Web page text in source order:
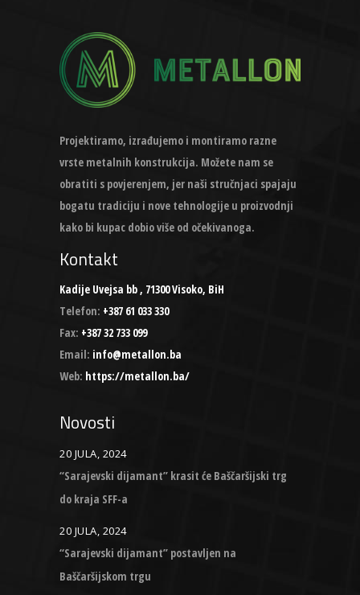
Projektiramo, izrađujemo i montiramo razne
vrste metalnih konstrukcija. Možete nam se
obratiti s povjerenjem, jer naši stručnjaci spajaju
bogatu tradiciju i nove tehnologije u proizvodnji
kako bi kupac dobio više od očekivanoga.
Kontakt
Kadije Uvejsa bb , 71300 Visoko, BiH
Telefon: +387 61 033 330
Fax: +387 32 733 099
Email: info@metallon.ba
Web: https://metallon.ba/
Novosti
20 JULA, 2024
“Sarajevski dijamant” krasit će Baščaršijski trg
do kraja SFF-a
20 JULA, 2024
“Sarajevski dijamant” postavljen na
Baščaršijskom trgu